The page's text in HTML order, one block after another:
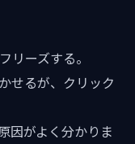
リーズする。
せるが、クリック
因がよく分かりま